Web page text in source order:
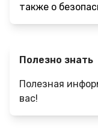
также о
Полезно знать
Полезная
вас!